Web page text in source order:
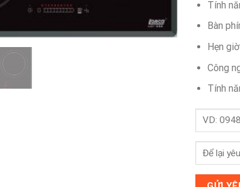
Tính
Bàn
Hẹn
Công
Tính